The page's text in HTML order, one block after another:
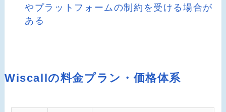
やプラットフォームの制約を受ける場合が
ある
Wiscallの料金プラン・価格体系